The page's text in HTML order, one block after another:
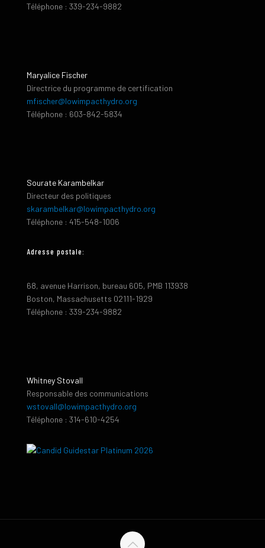
Téléphone : 339-234-9882
Maryalice Fischer
Directrice du programme de certification
mfischer@lowimpacthydro.org
Téléphone : 603-842-5834
Sourate Karambelkar
Directeur des politiques
skarambelkar@lowimpacthydro.org
Téléphone : 415-548-1006
Adresse postale:
68, avenue Harrison, bureau 605, PMB 113938
Boston, Massachusetts 02111-1929
Téléphone : 339-234-9882
Whitney Stovall
Responsable des communications
wstovall@lowimpacthydro.org
Téléphone : 314-610-4254